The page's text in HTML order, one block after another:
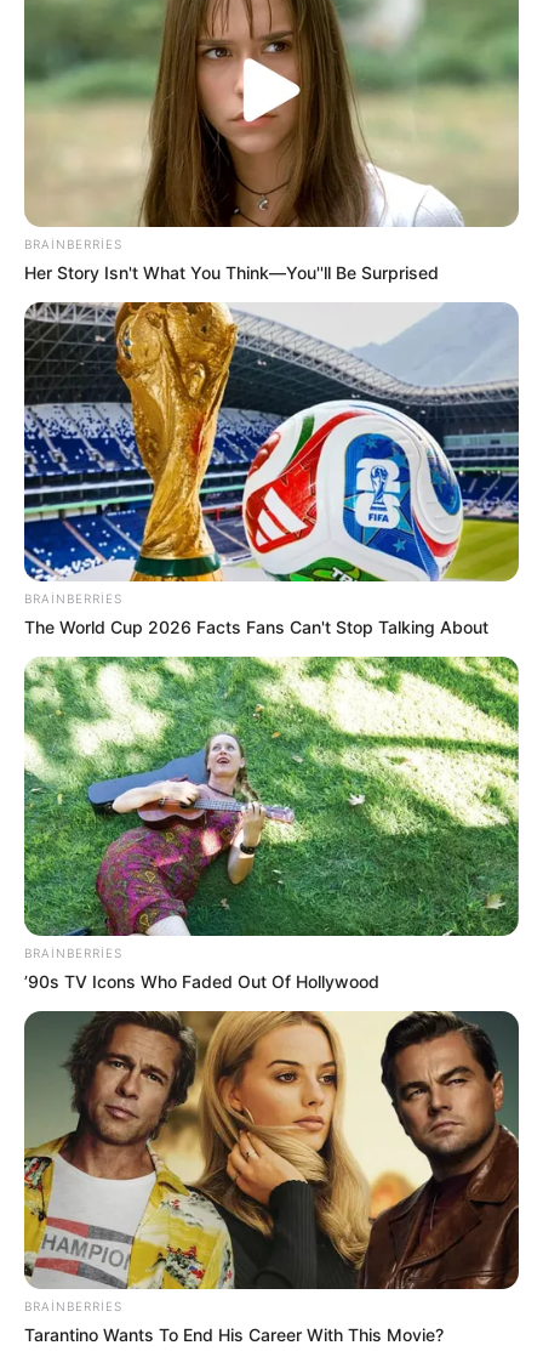
1365 31.05.2026, 21:27
Hacıqabuldan Bakı istiqamətinə gedən magistral
yolun kənarında güclü yanğın başlayıb.
Oxu24.comxəbər verir ki, ilkin məlumatlara görə, yanan
ərazi əsasən kol-kos və quru otdan ibarətdir. Güclü külək
alovun yayılmasına şərait yaradıb, nəticədə magistral yolu
kəskin tüstü dumanı bürüyüb.
Yanğınla əlaqədar yolda avtomobillərin hərəkəti ciddi
şəkildə çətinləşib. (Baku.ws)
HƏMÇININ OXUYUN
Pensiya alanlara ŞAD xəbər -Tarix açıqlandı
Azərbaycanda faciə:Ərlə arvadın meyiti tapıldı
6 avqustda bizi nələr gözləyir? —ULDUZ FALI
Xəbər xoşunuza gəldi? Sosial şəbəkələrdə paylaşın
BRAINBERRIES
Her Story Isn't What You Think—You''ll Be Surprised
BRAINBERRIES
The World Cup 2026 Facts Fans Can't Stop Talking About
BRAINBERRIES
’90s TV Icons Who Faded Out Of Hollywood
BRAINBERRIES
Tarantino Wants To End His Career With This Movie?